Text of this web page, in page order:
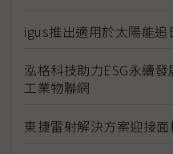
igus推出適用於太陽能
泓格科技助力ESG永續
工業物聯網
東捷雷射解決方案迎接